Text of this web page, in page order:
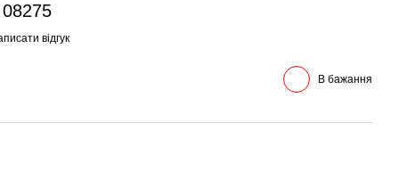
08275
відгук
В бажання